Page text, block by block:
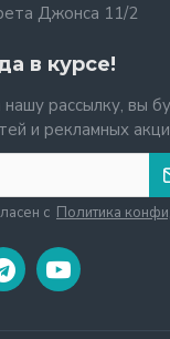
Джонса 11/2
в курсе!
рассылку, вы
и рекламных
с Политика